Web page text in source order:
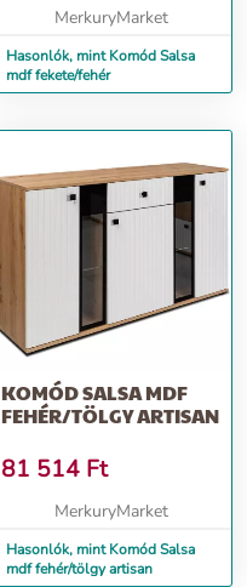
MerkuryMarket
Hasonlók, mint Komód Salsa
mdf fekete/fehér
KOMÓD SALSA MDF
FEHÉR/TÖLGY ARTISAN
81 514 Ft
MerkuryMarket
Hasonlók, mint Komód Salsa
mdf fehér/tölgy artisan